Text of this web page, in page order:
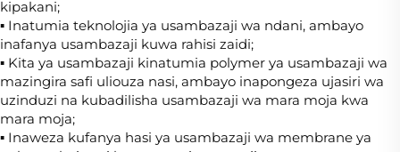
kipakani;
▪ Inatumia teknolojia ya usambazaji wa ndani, ambayo
inafanya usambazaji kuwa rahisi zaidi;
▪ Kita ya usambazaji kinatumia polymer ya usambazaji wa
mazingira safi uliouza nasi, ambayo inapongeza ujasiri wa
uzinduzi na kubadilisha usambazaji wa mara moja kwa
mara moja;
▪ Inaweza kufanya hasi ya usambazaji wa membrane ya